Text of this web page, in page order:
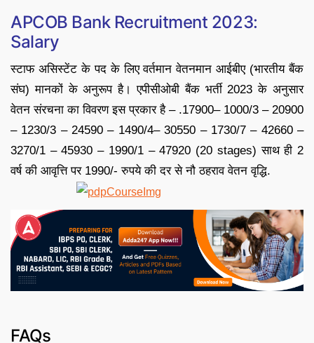
APCOB Bank Recruitment 2023:
Salary
स्टाफ असिस्टेंट के पद के लिए वर्तमान वेतनमान आईबीए (भारतीय बैंक
संघ) मानकों के अनुरूप है। एपीसीओबी बैंक भर्ती 2023 के अनुसार
वेतन संरचना का विवरण इस प्रकार है – .17900– 1000/3 – 20900
– 1230/3 – 24590 – 1490/4– 30550 – 1730/7 – 42660 –
3270/1 – 45930 – 1990/1 – 47920 (20 stages) साथ ही 2
वर्ष की आवृत्ति पर 1990/- रुपये की दर से नौ ठहराव वेतन वृद्धि.
FAQs